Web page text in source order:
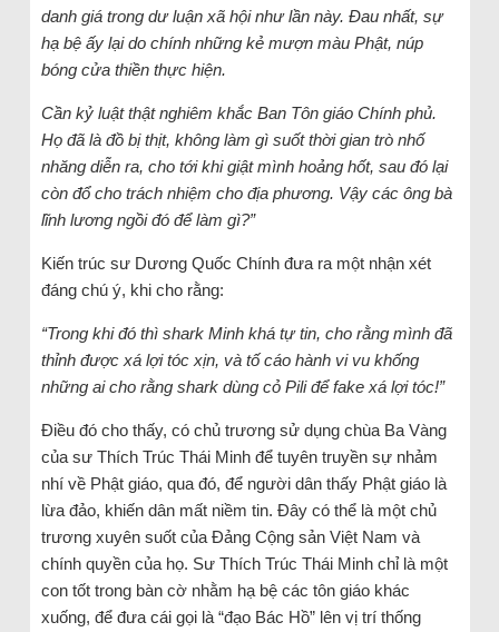
danh giá trong dư luận xã hội như lần này. Đau nhất, sự
hạ bệ ấy lại do chính những kẻ mượn màu Phật, núp
bóng cửa thiền thực hiện.
Cần kỷ luật thật nghiêm khắc Ban Tôn giáo Chính phủ.
Họ đã là đồ bị thịt, không làm gì suốt thời gian trò nhố
nhăng diễn ra, cho tới khi giật mình hoảng hốt, sau đó lại
còn đổ cho trách nhiệm cho địa phương. Vậy các ông bà
lĩnh lương ngồi đó để làm gì?”
Kiến trúc sư Dương Quốc Chính đưa ra một nhận xét
đáng chú ý, khi cho rằng:
“Trong khi đó thì shark Minh khá tự tin, cho rằng mình đã
thỉnh được xá lợi tóc xịn, và tố cáo hành vi vu khống
những ai cho rằng shark dùng cỏ Pili để fake xá lợi tóc!”
Điều đó cho thấy, có chủ trương sử dụng chùa Ba Vàng
của sư Thích Trúc Thái Minh để tuyên truyền sự nhảm
nhí về Phật giáo, qua đó, để người dân thấy Phật giáo là
lừa đảo, khiến dân mất niềm tin. Đây có thể là một chủ
trương xuyên suốt của Đảng Cộng sản Việt Nam và
chính quyền của họ. Sư Thích Trúc Thái Minh chỉ là một
con tốt trong bàn cờ nhằm hạ bệ các tôn giáo khác
xuống, để đưa cái gọi là “đạo Bác Hồ” lên vị trí thống